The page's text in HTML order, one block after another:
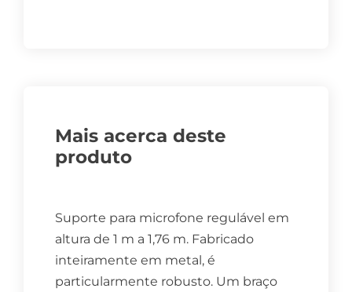
Mais acerca deste
produto
Suporte para microfone regulável em
altura de 1 m a 1,76 m. Fabricado
inteiramente em metal, é
particularmente robusto. Um braço